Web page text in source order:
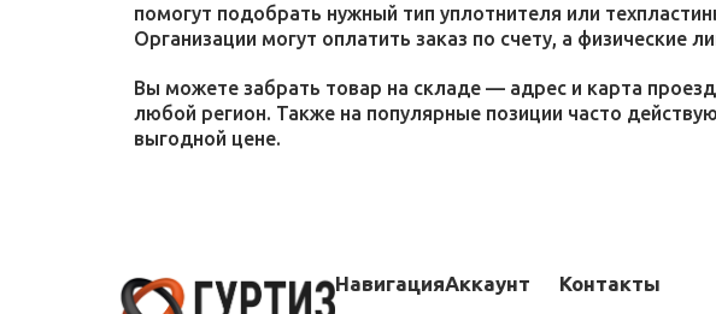
помогут подобрать нужный тип уплотнителя или
Организации могут оплатить заказ по счету, а физические
Вы можете забрать товар на складе — адрес и карта
любой регион. Также на популярные позиции часто
выгодной цене.
НавигацияАккаунт Контакты